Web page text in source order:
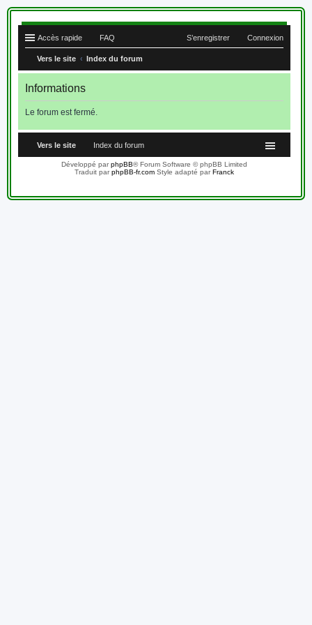
Accès rapide FAQ Connexion
S’enregistrer
Vers le site Index du forum
Informations
Le forum est fermé.
Vers le site Index du forum
Développé parphpBB® Forum Software © phpBB Limited
Traduit parphpBB-fr.comStyle adapté parFranck